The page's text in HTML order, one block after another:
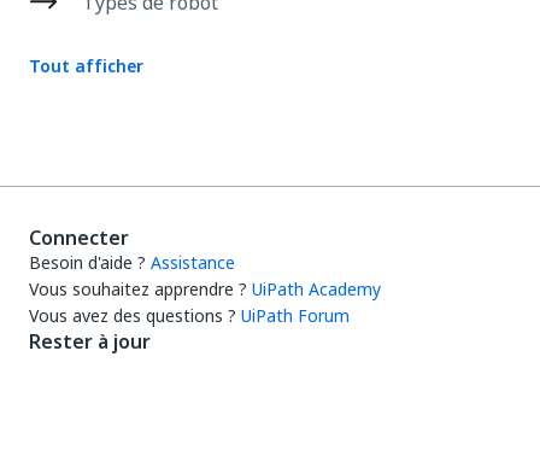
Tout afficher
Connecter
Besoin d'aide ? Assistance
Vous souhaitez apprendre ? UiPath Academy
Vous avez des questions ? UiPath Forum
Rester à jour